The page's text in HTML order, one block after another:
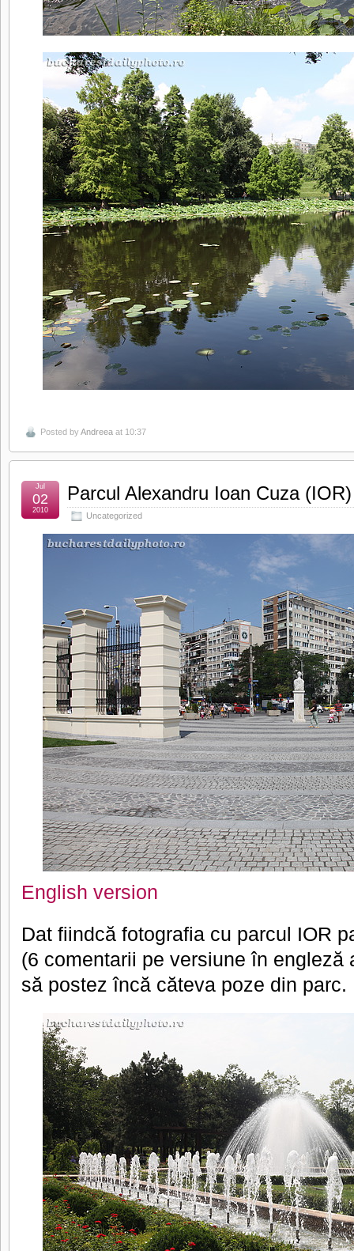
Posted byAndreea at 10:37
Parcul Alexandru Ioan Cuza (IOR)
Uncategorized
Jul
02
2010
English version
Dat fiindcă fotografia cu parcul IOR
(6 comentarii pe versiune în
să postez încă căteva poze din parc.